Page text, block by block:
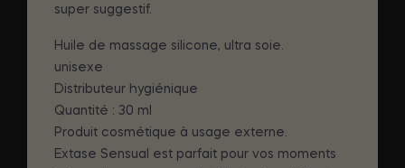
super suggestif.
Huile de massage silicone, ultra soie.
unisexe
Distributeur hygiénique
Quantité : 30 ml
Produit cosmétique à usage externe.
Extase Sensual est parfait pour vos moments